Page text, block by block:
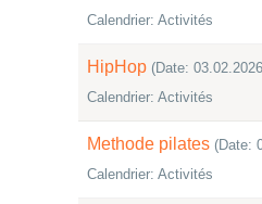
Calendrier: Activités
HipHop (Date:
Calendrier: Activités
Methode pilates (Date:
Calendrier: Activités